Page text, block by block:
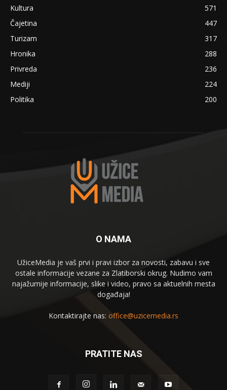
Kultura
571
Čajetina
447
Turizam
317
Hronika
288
Privreda
236
Mediji
224
Politika
200
O NAMA
UžiceMedia je vaš prvi i pravi izbor za novosti, zabavu i sve
ostale informacije vezane za Zlatiborski okrug. Nudimo vam
najažurnije informacije, slike i video, pravo sa aktuelnih mesta
događaja!
Kontaktirajte nas: office@uzicemedia.rs
PRATITE NAS